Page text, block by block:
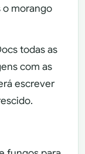
o morango
todas as
com as
escrever